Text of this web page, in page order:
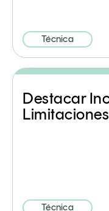
Técnica
Destacar
Limitaciones
Técnica